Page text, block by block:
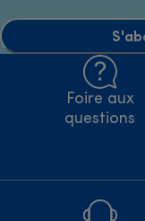
Foire aux
questions